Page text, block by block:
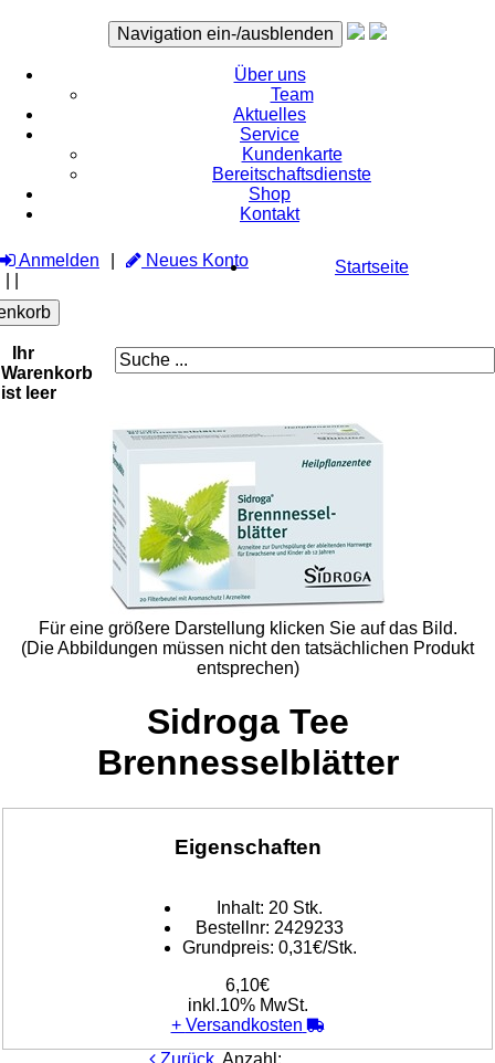
Navigation ein-/ausblenden
Über uns
Team
Aktuelles
Service
Kundenkarte
Bereitschaftsdienste
Shop
Kontakt
Anmelden
Neues Konto
Ihr
Warenkorb
ist leer
Startseite
Für eine größere Darstellung klicken Sie auf das Bild.
(Die Abbildungen müssen nicht den tatsächlichen Produkt
entsprechen)
Sidroga Tee
Brennesselblätter
Eigenschaften
Inhalt: 20 Stk.
Bestellnr: 2429233
Grundpreis: 0,31€/Stk.
6,10€
inkl.10% MwSt.
+ Versandkosten
Zurück Anzahl: